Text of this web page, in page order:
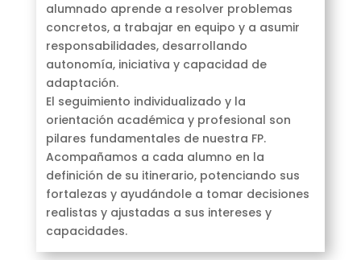
alumnado aprende a resolver problemas
concretos, a trabajar en equipo y a asumir
responsabilidades, desarrollando
autonomía, iniciativa y capacidad de
adaptación.
El seguimiento individualizado y la
orientación académica y profesional son
pilares fundamentales de nuestra FP.
Acompañamos a cada alumno en la
definición de su itinerario, potenciando sus
fortalezas y ayudándole a tomar decisiones
realistas y ajustadas a sus intereses y
capacidades.